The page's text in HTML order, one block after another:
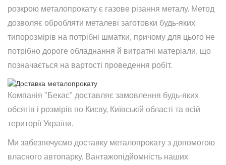
розкрою металопрокату є газове різання металу. Метод
дозволяє обробляти металеві заготовки будь-яких
типорозмірів на потрібні шматки, причому для цього не
потрібно дороге обладнання й витратні матеріали, що
позначається на вартості проведення робіт.
Компанія "Бекас" доставляє замовлення будь-яких
обсягів і розмірів по Києву, Київській області та всій
території України.
Ми забезпечуємо доставку металопрокату з допомогою
власного автопарку. Вантажопідйомність наших